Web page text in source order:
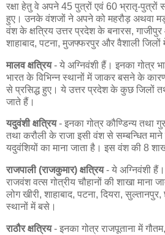
रक्षा हेतु वे अपने 45 पुत्रों एवं 60 भ्रातृ-पुत्रों
हुए। उनके वंशजों ने अपने को महरौड़ अथवा
वंश के क्षत्रिय उत्तर प्रदेश के बनारस,
शाहाबाद, पटना, मुजफ्फरपुर और वैशाली जिलों
मालव क्षत्रिय- ये अग्निवंशी हैं। इनका गोत्र
भारत के विभिन्न स्थानों में जाकर बसने के
से प्रसिद्ध हुए। ये उत्तर प्रदेश के कुछ जिलों
जाते हैं।
यदुवंशी क्षत्रिय- इनका गोत्र कौण्डिन्य तथा
तथा करौली के राजा इसी वंश से सम्बन्धित
यदुवंशियों का माना जाता है। इस वंश की 8
राजपाली (राजकुमार) क्षत्रिय- ये अग्निवंशी
राजवंश वत्स गोत्रीय चौहानों की शाखा माना
लोग खीरी, शाहाबाद, पटना, दियरा,
स्थानों में बसे।
राठौर क्षत्रिय- इनका गोत्र राजपूताना में